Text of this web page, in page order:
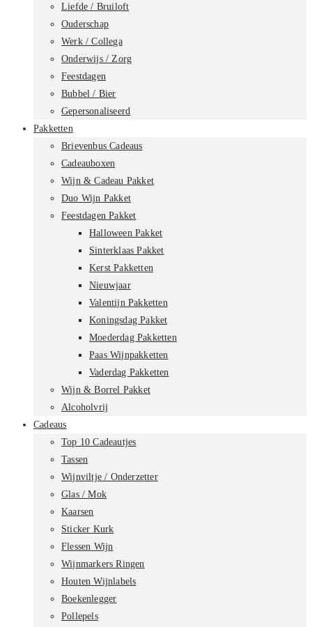
Liefde / Bruiloft
Ouderschap
Werk / Collega
Onderwijs / Zorg
Feestdagen
Bubbel / Bier
Gepersonaliseerd
Pakketten
Brievenbus Cadeaus
Cadeauboxen
Wijn & Cadeau Pakket
Duo Wijn Pakket
Feestdagen Pakket
Halloween Pakket
Sinterklaas Pakket
Kerst Pakketten
Nieuwjaar
Valentijn Pakketten
Koningsdag Pakket
Moederdag Pakketten
Paas Wijnpakketten
Vaderdag Pakketten
Wijn & Borrel Pakket
Alcoholvrij
Cadeaus
Top 10 Cadeautjes
Tassen
Wijnviltje / Onderzetter
Glas / Mok
Kaarsen
Sticker Kurk
Flessen Wijn
Wijnmarkers Ringen
Houten Wijnlabels
Boekenlegger
Pollepels